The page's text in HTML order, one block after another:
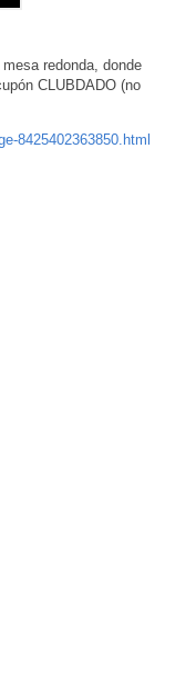
redonda, donde
CLUBDADO (no
8425402363850.html